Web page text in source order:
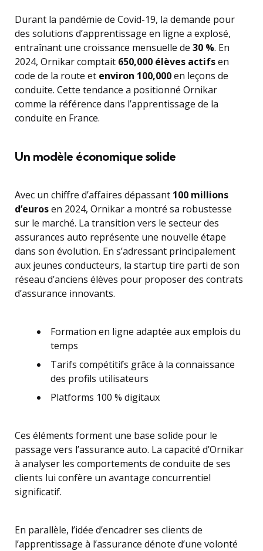
Durant la pandémie de Covid-19, la demande pour
des solutions d’apprentissage en ligne a explosé,
entraînant une croissance mensuelle de 30 %. En
2024, Ornikar comptait 650,000 élèves actifsen
code de la route et environ 100,000en leçons de
conduite. Cette tendance a positionné Ornikar
comme la référence dans l’apprentissage de la
conduite en France.
Un modèle économique solide
Avec un chiffre d’affaires dépassant 100 millions
d’eurosen 2024, Ornikar a montré sa robustesse
sur le marché. La transition vers le secteur des
assurances auto représente une nouvelle étape
dans son évolution. En s’adressant principalement
aux jeunes conducteurs, la startup tire parti de son
réseau d’anciens élèves pour proposer des contrats
d’assurance innovants.
Formation en ligne adaptée aux emplois du
temps
Tarifs compétitifs grâce à la connaissance
des profils utilisateurs
Platforms 100 % digitaux
Ces éléments forment une base solide pour le
passage vers l’assurance auto. La capacité d’Ornikar
à analyser les comportements de conduite de ses
clients lui confère un avantage concurrentiel
significatif.
En parallèle, l’idée d’encadrer ses clients de
l’apprentissage à l’assurance dénote d’une volonté